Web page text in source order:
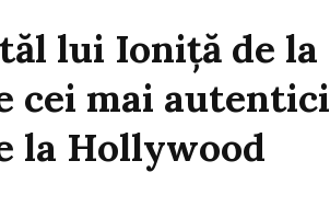
lui Ioniță de la
cei mai autentici
la Hollywood